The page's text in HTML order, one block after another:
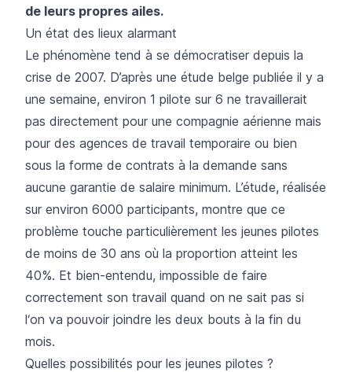
de leurs propres ailes.
Un état des lieux alarmant
Le phénomène tend à se démocratiser depuis la
crise de 2007. D’après une étude belge publiée il y a
une semaine, environ 1 pilote sur 6 ne travaillerait
pas directement pour une compagnie aérienne mais
pour des agences de travail temporaire ou bien
sous la forme de contrats à la demande sans
aucune garantie de salaire minimum. L’étude, réalisée
sur environ 6000 participants, montre que ce
problème touche particulièrement les jeunes pilotes
de moins de 30 ans où la proportion atteint les
40%. Et bien-entendu, impossible de faire
correctement son travail quand on ne sait pas si
l‘on va pouvoir joindre les deux bouts à la fin du
mois.
Quelles possibilités pour les jeunes pilotes ?